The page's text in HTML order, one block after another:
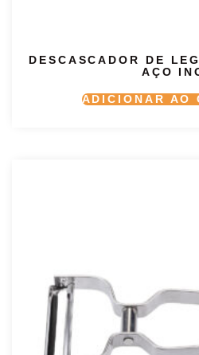
DESCASCADOR DE
AÇO
ADICIONAR AO